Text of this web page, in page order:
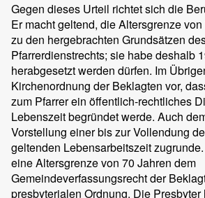
Gegen dieses Urteil richtet sich die
Er macht geltend, die Altersgrenze
zu den hergebrachten Grundsätzen
Pfarrerdienstrechts; sie habe deshalb
herabgesetzt werden dürfen. Im
Kirchenordnung der Beklagten vor,
zum Pfarrer ein öffentlich-rechtliches
Lebenszeit begründet werde. Auch
Vorstellung einer bis zur Vollendung
geltenden Lebensarbeitszeit
eine Altersgrenze von 70 Jahren dem
Gemeindeverfassungsrecht der
presbyterialen Ordnung. Die Presbyter